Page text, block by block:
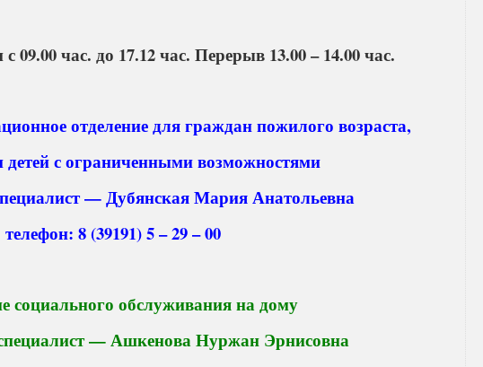
час. до 17.12 час. Перерыв 13.00 – 14.00 час.
отделение для граждан пожилого возраста,
детей с ограниченными возможностями
— Дубянская Мария Анатольевна
телефон: 8 (39191) 5 – 29 – 00
социального обслуживания на дому
— Ашкенова Нуржан Эрнисовна